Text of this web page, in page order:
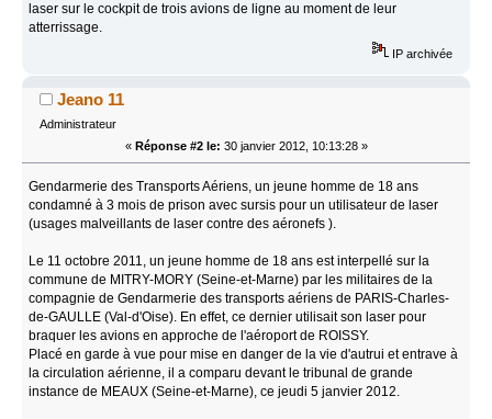
laser sur le cockpit de trois avions de ligne au moment de leur
atterrissage.
IP archivée
Jeano 11
Administrateur
« Réponse #2 le: 30 janvier 2012, 10:13:28 »
Gendarmerie des Transports Aériens, un jeune homme de 18 ans
condamné à 3 mois de prison avec sursis pour un utilisateur de laser
(usages malveillants de laser contre des aéronefs ).
Le 11 octobre 2011, un jeune homme de 18 ans est interpellé sur la
commune de MITRY-MORY (Seine-et-Marne) par les militaires de la
compagnie de Gendarmerie des transports aériens de PARIS-Charles-
de-GAULLE (Val-d'Oise). En effet, ce dernier utilisait son laser pour
braquer les avions en approche de l'aéroport de ROISSY.
Placé en garde à vue pour mise en danger de la vie d'autrui et entrave à
la circulation aérienne, il a comparu devant le tribunal de grande
instance de MEAUX (Seine-et-Marne), ce jeudi 5 janvier 2012.